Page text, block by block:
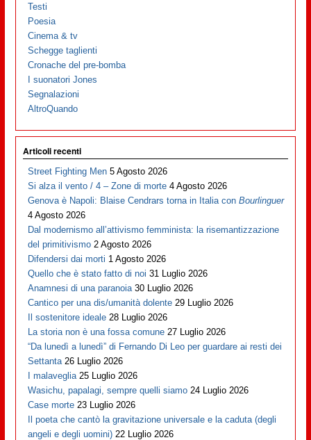
Testi
Poesia
Cinema & tv
Schegge taglienti
Cronache del pre-bomba
I suonatori Jones
Segnalazioni
AltroQuando
Articoli recenti
Street Fighting Men 5 Agosto 2026
Si alza il vento / 4 – Zone di morte 4 Agosto 2026
Genova è Napoli: Blaise Cendrars torna in Italia conBourlinguer
4 Agosto 2026
Dal modernismo all’attivismo femminista: la risemantizzazione
del primitivismo 2 Agosto 2026
Difendersi dai morti 1 Agosto 2026
Quello che è stato fatto di noi 31 Luglio 2026
Anamnesi di una paranoia 30 Luglio 2026
Cantico per una dis/umanità dolente 29 Luglio 2026
Il sostenitore ideale 28 Luglio 2026
La storia non è una fossa comune 27 Luglio 2026
“Da lunedì a lunedì” di Fernando Di Leo per guardare ai resti dei
Settanta 26 Luglio 2026
I malaveglia 25 Luglio 2026
Wasichu, papalagi, sempre quelli siamo 24 Luglio 2026
Case morte 23 Luglio 2026
Il poeta che cantò la gravitazione universale e la caduta (degli
angeli e degli uomini) 22 Luglio 2026